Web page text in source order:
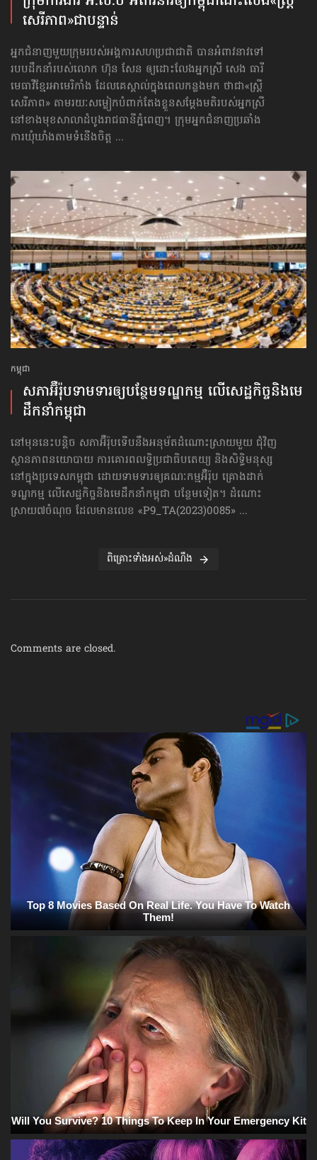
សេរីភាព»​ជាបន្ទាន់
អ្នកជំនាញមួយក្រុមរបស់អង្គការសហប្រជាជាតិ បានអំពាវនាវទៅ​
របបដឹកនាំរបស់លោក ហ៊ុន សែន ឲ្យដោះលែងអ្នកស្រី សេង ធារី
មេធាវីខ្មែរអាមេរិកាំង ដែលគេស្គាល់ក្នុងពេលកន្លងមក ថាជា«ស្ត្រី
សេរីភាព» តាមរយៈសម្លៀកបំពាក់តែងខ្លួនសម្ដែងមតិរបស់អ្នកស្រី
នៅខាងមុខសាលាដំបូងរាជធានីភ្នំពេញ។ ក្រុមអ្នកជំនាញប្រឆាំង
ការឃុំឃាំងតាមទំនើងចិត្ត ...
កម្ពុជា
សភាអ៊ឺរ៉ុបទាមទារ​ឲ្យបន្ថែម​ទណ្ឌកម្ម លើសេដ្ឋកិច្ច​និងមេ
ដឹកនាំកម្ពុជា
នៅមុននេះបន្តិច សភាអ៊ឺរ៉ុបទើបនឹងអនុម័តដំណោះស្រាយមួយ ជុំវិញ
ស្ថានភាពនយោបាយ ការគោរព​លទ្ធិ​ប្រជាធិបតេយ្យ និងសិទ្ធិមនុស្ស
នៅក្នុងប្រទេសកម្ពុជា ដោយទាមទារឲ្យគណៈកម្មអ៊ឺរ៉ុប គ្រោងដាក់​
ទណ្ឌកម្ម លើសេដ្ឋកិច្ច​និងមេដឹកនាំកម្ពុជា បន្ថែមទៀត។ ដំណោះ
ស្រាយ៧ចំណុច ដែលមានលេខ «P9_TA(2023)0085» ...
ពិគ្រោះទាំងអស់»ដំណឹង
Comments are closed.